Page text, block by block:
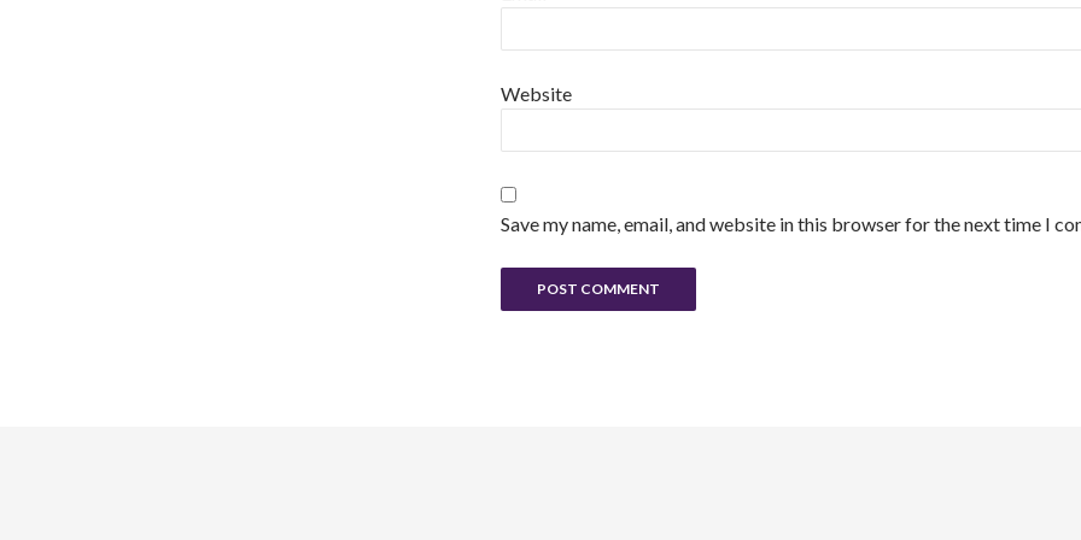
Website
Save my name, email, and website in this browser for the next time I